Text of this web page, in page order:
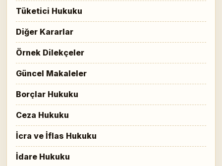
Tüketici Hukuku
Diğer Kararlar
Örnek Dilekçeler
Güncel Makaleler
Borçlar Hukuku
Ceza Hukuku
İcra ve İflas Hukuku
İdare Hukuku